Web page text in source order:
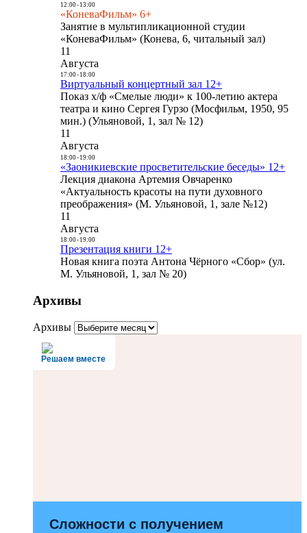
12:00- 13:00
«КоневаФильм» 6+
Занятие в мультипликационной студии
«КоневаФильм» (Конева, 6, читальный зал)
11
Августа
17:00- 18:00
Виртуальный концертный зал 12+
Показ х/ф «Смелые люди» к 100-летию актера
театра и кино Сергея Гурзо (Мосфильм, 1950, 95
мин.) (Ульяновой, 1, зал № 12)
11
Августа
18:00- 19:00
«Заоникиевские просветительские беседы» 12+
Лекция диакона Артемия Овчаренко
«Актуальность красоты на пути духовного
преображения» (М. Ульяновой, 1, зале №12)
11
Августа
18:00- 19:00
Презентация книги 12+
Новая книга поэта Антона Чёрного «Сбор» (ул.
М. Ульяновой, 1, зал № 20)
Архивы
Архивы
Решаем вместе
Сложности с получением